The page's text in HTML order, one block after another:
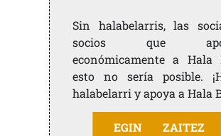
Sin halabelarris, las
socios que
económicamente a Hala
esto no sería posible.
halabelarri y apoya a Hala
EGIN ZAITEZ